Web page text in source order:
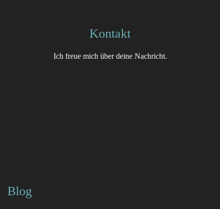
Kontakt
Ich freue mich über deine Nachricht.
Blog